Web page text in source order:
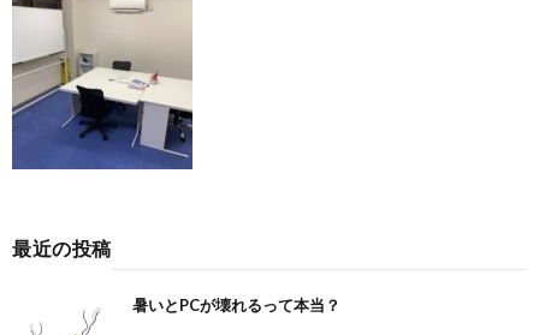
最近の投稿
暑いとPCが壊れるって本当？